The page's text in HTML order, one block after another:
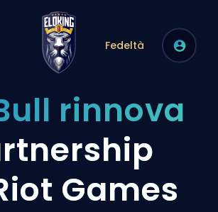
Fedeltà
rinnova
Games